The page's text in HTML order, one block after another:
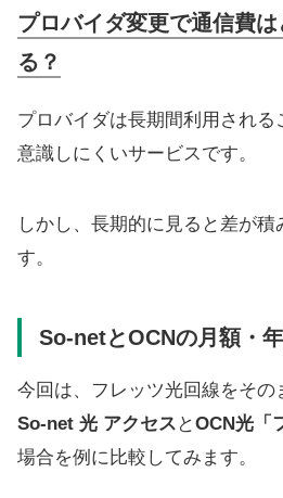
プロバイダ変更で通信費
る？
プロバイダは長期間利用される
意識しにくいサービスです。
しかし、長期的に見ると差が積
す。
So-netとOCNの月額・
今回は、フレッツ光回線をその
So-net 光 アクセス とOCN光「
場合を例に比較してみます。